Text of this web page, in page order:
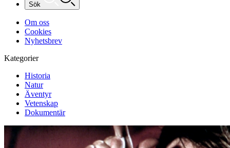
Sök
Om oss
Cookies
Nyhetsbrev
Kategorier
Historia
Natur
Äventyr
Vetenskap
Dokumentär